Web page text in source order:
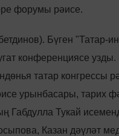
форумы рәисе.
Бүген "Татар-
конференциясе
татар конгрессы
урынбасары, тарих
Тукай
Казан дәүләт